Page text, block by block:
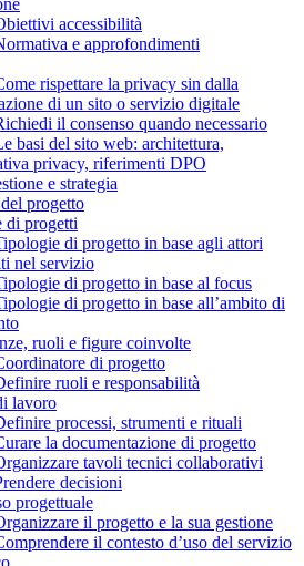
accessibilità
e approfondimenti
rispettare la privacy sin dalla
di un sito o servizio digitale
il consenso quando necessario
basi del sito web: architettura,
privacy, riferimenti DPO
e strategia
progetto
di progetti
di progetto in base agli attori
nel servizio
di progetto in base al focus
di progetto in base all’ambito di
ruoli e figure coinvolte
di progetto
ruoli e responsabilità
lavoro
processi, strumenti e rituali
la documentazione di progetto
tavoli tecnici collaborativi
decisioni
progettuale
il progetto e la sua gestione
il contesto d’uso del servizio